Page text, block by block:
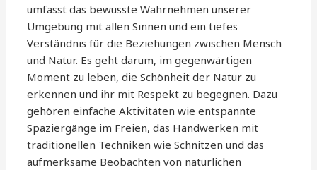
umfasst das bewusste Wahrnehmen unserer
Umgebung mit allen Sinnen und ein tiefes
Verständnis für die Beziehungen zwischen Mensch
und Natur. Es geht darum, im gegenwärtigen
Moment zu leben, die Schönheit der Natur zu
erkennen und ihr mit Respekt zu begegnen. Dazu
gehören einfache Aktivitäten wie entspannte
Spaziergänge im Freien, das Handwerken mit
traditionellen Techniken wie Schnitzen und das
aufmerksame Beobachten von natürlichen